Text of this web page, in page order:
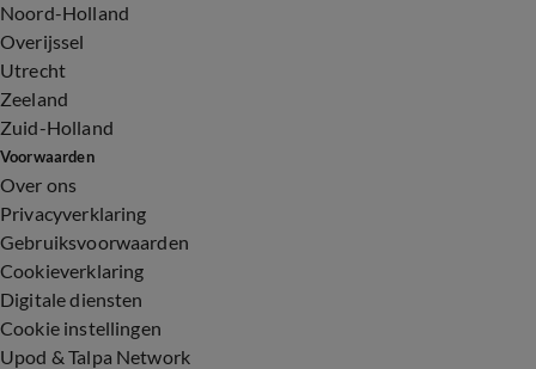
Noord-Holland
Overijssel
Utrecht
Zeeland
Zuid-Holland
Voorwaarden
Over ons
Privacyverklaring
Gebruiksvoorwaarden
Cookieverklaring
Digitale diensten
Cookie instellingen
Upod & Talpa Network